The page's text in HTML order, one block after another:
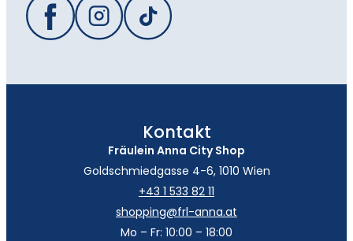
Kontakt
Fräulein Anna City Shop
Goldschmiedgasse 4-6, 1010 Wien
+43 1 533 82 11
shopping@frl-anna.at
Mo – Fr: 10:00 – 18:00